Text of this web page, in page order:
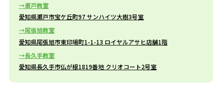
瀬戸教室
愛知県瀬戸市宝ケ丘町97 サンハイツ大樹3号室
尾張旭教室
愛知県尾張旭市東印場町1-1-13 ロイヤルアサヒ店舗1階
長久手教室
愛知県長久手市仏が根1819番地 クリオコート2号室